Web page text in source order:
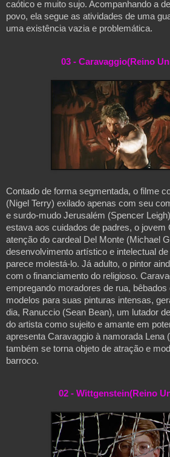
caótico e muito sujo. Acompanhando a
povo, ela segue as atividades de uma
uma existência vazia e problemática.
03 - Caravaggio(Reino
Contado de forma segmentada, o filme
(Nigel Terry) exilado apenas com seu
e surdo-mudo Jerusalém (Spencer
estava aos cuidados de padres, o jovem
atenção do cardeal Del Monte (Michael
desenvolvimento artístico e intelectual
parece molestá-lo. Já adulto, o pintor
com o financiamento do religioso.
empregando moradores de rua,
modelos para suas pinturas intensas,
dia, Ranuccio (Sean Bean), um lutador
do artista como sujeito e amante em
apresenta Caravaggio à namorada Lena
também se torna objeto de atração e
barroco.
02 - Wittgenstein(Reino